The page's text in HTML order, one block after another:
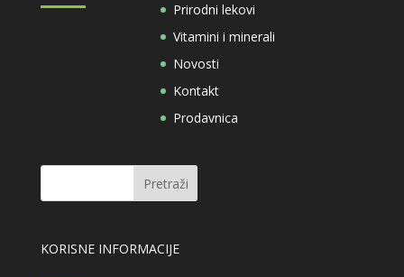
Prirodni lekovi
Vitamini i minerali
Novosti
Kontakt
Prodavnica
KORISNE INFORMACIJE